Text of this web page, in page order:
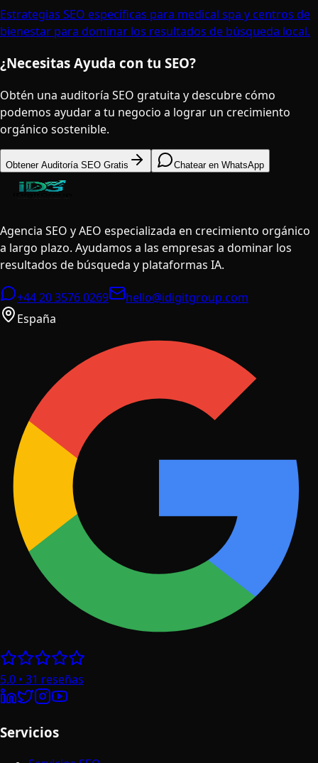
Estrategias SEO específicas para medical spa y centros de
bienestar para dominar los resultados de búsqueda local.
¿Necesitas Ayuda con tu SEO?
Obtén una auditoría SEO gratuita y descubre cómo
podemos ayudar a tu negocio a lograr un crecimiento
orgánico sostenible.
Obtener Auditoría SEO Gratis Chatear en WhatsApp
Agencia SEO y AEO especializada en crecimiento orgánico
a largo plazo. Ayudamos a las empresas a dominar los
resultados de búsqueda y plataformas IA.
+44 20 3576 0269
hello@idigitgroup.com
España
5.0 • 31 reseñas
Servicios